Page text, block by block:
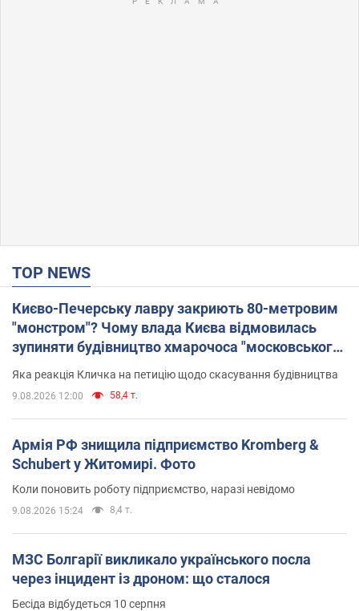
TOP NEWS
Києво-Печерську лавру закриють 80-метровим
"монстром"? Чому влада Києва відмовилась
зупиняти будівництво хмарочоса "московського
вірянина"
Яка реакція Кличка на петицію щодо скасування будівництва
9.08.2026 12:00 58,4 т.
Армія РФ знищила підприємство Kromberg &
Schubert у Житомирі. Фото
Коли поновить роботу підприємство, наразі невідомо
9.08.2026 15:24 8,4 т.
МЗС Болгарії викликало українського посла
через інцидент із дроном: що сталося
Бесіда відбудеться 10 серпня